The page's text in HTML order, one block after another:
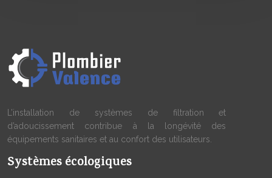
L’installation de systèmes de filtration et
d’adoucissement contribue à la longévité des
équipements sanitaires et au confort des utilisateurs.
Systèmes écologiques